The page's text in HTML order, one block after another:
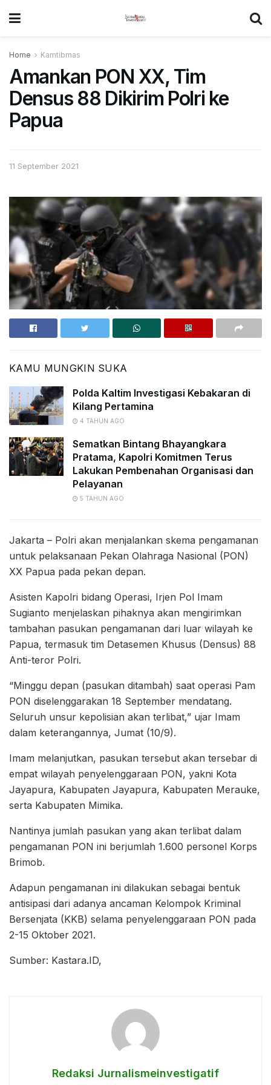
Home Kamtibmas
Amankan PON XX, Tim
Densus 88 Dikirim Polri ke
Papua
11 September 2021
KAMU MUNGKIN SUKA
Polda Kaltim Investigasi Kebakaran di
Kilang Pertamina
4 TAHUN AGO
Sematkan Bintang Bhayangkara
Pratama, Kapolri Komitmen Terus
Lakukan Pembenahan Organisasi dan
Pelayanan
5 TAHUN AGO
Jakarta – Polri akan menjalankan skema pengamanan
untuk pelaksanaan Pekan Olahraga Nasional (PON)
XX Papua pada pekan depan.
Asisten Kapolri bidang Operasi, Irjen Pol Imam
Sugianto menjelaskan pihaknya akan mengirimkan
tambahan pasukan pengamanan dari luar wilayah ke
Papua, termasuk tim Detasemen Khusus (Densus) 88
Anti-teror Polri.
“Minggu depan (pasukan ditambah) saat operasi Pam
PON diselenggarakan 18 September mendatang.
Seluruh unsur kepolisian akan terlibat,” ujar Imam
dalam keterangannya, Jumat (10/9).
Imam melanjutkan, pasukan tersebut akan tersebar di
empat wilayah penyelenggaraan PON, yakni Kota
Jayapura, Kabupaten Jayapura, Kabupaten Merauke,
serta Kabupaten Mimika.
Nantinya jumlah pasukan yang akan terlibat dalam
pengamanan PON ini berjumlah 1.600 personel Korps
Brimob.
Adapun pengamanan ini dilakukan sebagai bentuk
antisipasi dari adanya ancaman Kelompok Kriminal
Bersenjata (KKB) selama penyelenggaraan PON pada
2-15 Oktober 2021.
Sumber: Kastara.ID,
Redaksi Jurnalismeinvestigatif